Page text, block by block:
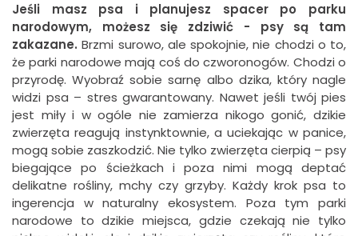
Jeśli masz psa i planujesz spacer po parku
narodowym, możesz się zdziwić - psy są tam
zakazane. Brzmi surowo, ale spokojnie, nie chodzi o to,
że parki narodowe mają coś do czworonogów. Chodzi o
przyrodę. Wyobraź sobie sarnę albo dzika, który nagle
widzi psa – stres gwarantowany. Nawet jeśli twój pies
jest miły i w ogóle nie zamierza nikogo gonić, dzikie
zwierzęta reagują instynktownie, a uciekając w panice,
mogą sobie zaszkodzić. Nie tylko zwierzęta cierpią – psy
biegające po ścieżkach i poza nimi mogą deptać
delikatne rośliny, mchy czy grzyby. Każdy krok psa to
ingerencja w naturalny ekosystem. Poza tym parki
narodowe to dzikie miejsca, gdzie czekają nie tylko